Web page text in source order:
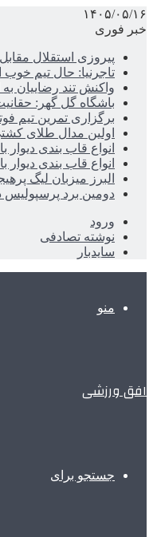
۱۴۰۵/۰۵/۱۶
خبر فوری
پیروزی استقلال
تاجرنیا: حال تیم
واکنش تند رضاییان
باشگاه گل گهر:
برگزاری تمرین تیم
اولین مدال طلای
انواع قاب بندی
انواع قاب بندی
البرز میزبان لیگ
دومین برد پرسپولیس
ورود
نوشته تصادفی
سایدبار
منو
افق ورزشی
جستجو برای